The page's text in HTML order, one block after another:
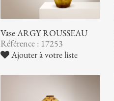
Vase ARGY ROUSSEAU
Référence : 17253
Ajouter à votre liste